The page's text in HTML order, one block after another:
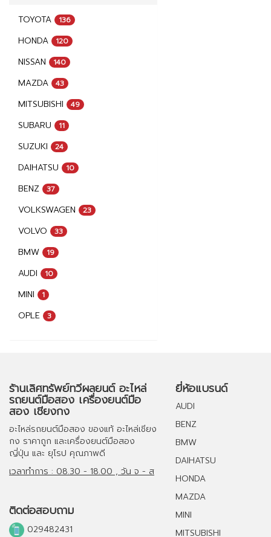
TOYOTA 136
HONDA 120
NISSAN 140
MAZDA 43
MITSUBISHI 49
SUBARU 11
SUZUKI 24
DAIHATSU 10
BENZ 37
VOLKSWAGEN 23
VOLVO 33
BMW 19
AUDI 10
MINI 1
OPLE 3
ร้านเลิศทรัพย์ทวีผลยนต์ อะไหล่
รถยนต์มือสอง เครื่องยนต์มือ
สอง เชียงกง
อะไหล่รถยนต์มือสอง ของแท้ อะไหล่เชียง
กง ราคาถูก และเครื่องยนต์มือสอง
ญี่ปุ่น และ ยุโรป คุณภาพดี
เวลาทำการ : 08.30 - 18.00 , วัน จ - ส
ติดต่อสอบถาม
029482431
ยี่ห้อแบรนด์
AUDI
BENZ
BMW
DAIHATSU
HONDA
MAZDA
MINI
MITSUBISHI